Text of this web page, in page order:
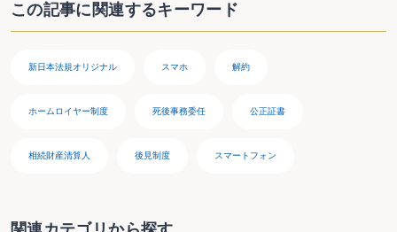
この記事に関連するキーワード
新日本法規オリジナル スマホ 解約
ホームロイヤー制度 死後事務委任 公正証書
相続財産清算人 後見制度 スマートフォン